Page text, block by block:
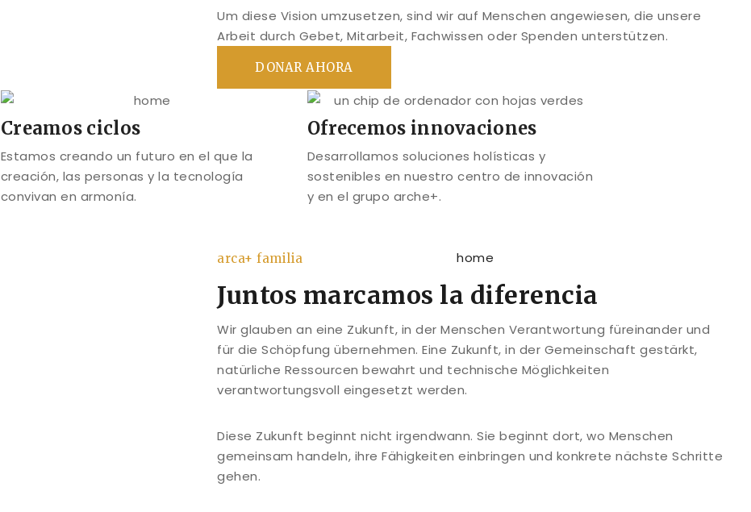
Um diese Vision umzusetzen, sind wir auf Menschen angewiesen, die unsere
Arbeit durch Gebet, Mitarbeit, Fachwissen oder Spenden unterstützen.
DONAR AHORA
Creamos ciclos
Estamos creando un futuro en el que la
creación, las personas y la tecnología
convivan en armonía.
Ofrecemos innovaciones
Desarrollamos soluciones holísticas y
sostenibles en nuestro centro de innovación
y en el grupo arche+.
arca+ familia
Juntos marcamos la diferencia
Wir glauben an eine Zukunft, in der Menschen Verantwortung füreinander und
für die Schöpfung übernehmen. Eine Zukunft, in der Gemeinschaft gestärkt,
natürliche Ressourcen bewahrt und technische Möglichkeiten
verantwortungsvoll eingesetzt werden.
Diese Zukunft beginnt nicht irgendwann. Sie beginnt dort, wo Menschen
gemeinsam handeln, ihre Fähigkeiten einbringen und konkrete nächste Schritte
gehen.